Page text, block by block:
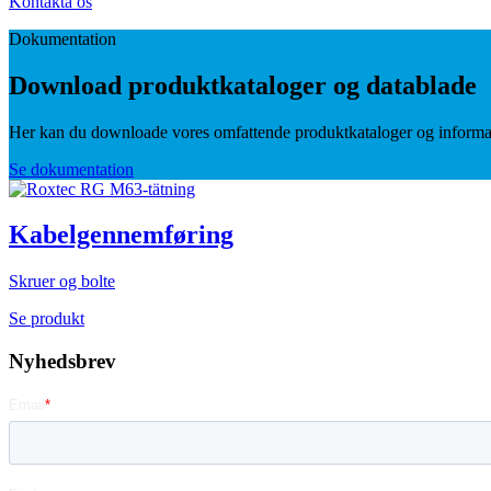
Dokumentation
Download produktkataloger og datablade
Her kan du downloade vores omfattende produktkataloger og
Se dokumentation
Kabelgennemføring
Skruer og bolte
Se produkt
Nyhedsbrev